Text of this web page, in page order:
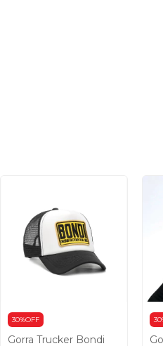
30%OFF
Gorra Trucker Bondi